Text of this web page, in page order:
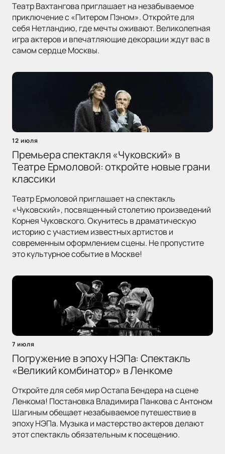
Театр Вахтангова приглашает на незабываемое
приключение с «Питером Пэном». Откройте для
себя Нетландию, где мечты оживают. Великолепная
игра актеров и впечатляющие декорации ждут вас в
самом сердце Москвы.
12 июля
Премьера спектакля «Чуковский» в
Театре Ермоловой: откройте новые грани
классики
Театр Ермоловой приглашает на спектакль
«Чуковский», посвященный столетию произведений
Корнея Чуковского. Окунитесь в драматическую
историю с участием известных артистов и
современным оформлением сцены. Не пропустите
это культурное событие в Москве!
7 июля
Погружение в эпоху НЭПа: Спектакль
«Великий комбинатор» в Ленкоме
Откройте для себя мир Остапа Бендера на сцене
Ленкома! Постановка Владимира Панкова с Антоном
Шагиным обещает незабываемое путешествие в
эпоху НЭПа. Музыка и мастерство актеров делают
этот спектакль обязательным к посещению.